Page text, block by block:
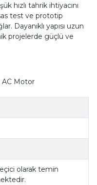
hızlı tahrik ihtiyacını
test ve prototip
Dayanıklı yapısı uzun
projelerde güçlü ve
AC Motor
olarak temin